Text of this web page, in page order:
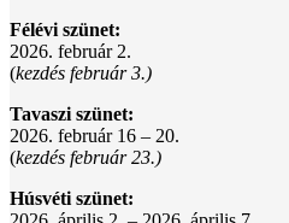
Félévi szünet:
2026. február 2.
(kezdés február 3.)
Tavaszi szünet:
2026. február 16 – 20.
(kezdés február 23.)
Húsvéti szünet: